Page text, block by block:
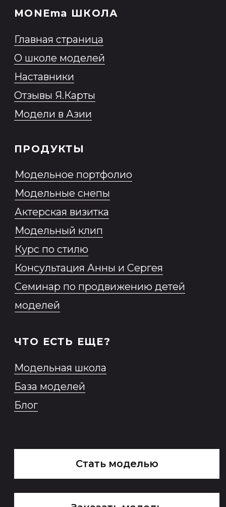
персональных данных
персональных данных,
персональных данных для
распространения
Согласие на получение
информационной и рекламной
рассылки
2026 MONEma©
ИНН № 230 913 433 217 ОГРНИП 319
237 500 378 052
Все права защищены.
*Продукт Meta признана
экстремистской организацией в
России